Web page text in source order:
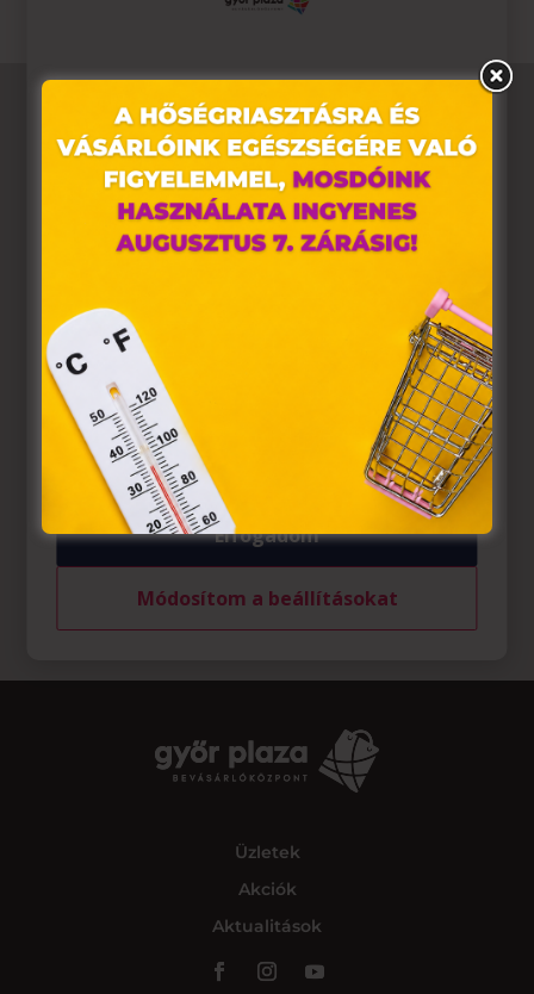
Üzletek
Akciók
Aktualitások
Weboldalunkon „cookie"-kat (továbbiakban „süti")
alkalmazunk. Ezek olyan fájlok, melyek információt
tárolnak webes böngészőjében. Ehhez az Ön
hozzájárulása szükséges.
A „sütiket" az elektronikus hírközlésről szóló 2003. évi C.
törvény, az elektronikus kereskedelmi szolgáltatások, az
információs társadalommal összefüggő szolgáltatások
egyes kérdéseiről szóló 2001. évi CVIII. törvény, valamint
az Európai Unió előírásainak megfelelően használjuk.
Azon weblapoknak, melyek az Európai Unió országain
belül működnek, a „sütik" használatához, és ezeknek a
felhasználó számítógépén vagy egyéb eszközén történő
tárolásához a felhasználók hozzájárulását kell kérniük.
Elfogadom
Módosítom a beállításokat